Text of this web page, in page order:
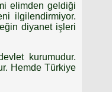
elimden geldiği
ilgilendirmiyor.
diyanet işleri
kurumudur.
Hemde Türkiye